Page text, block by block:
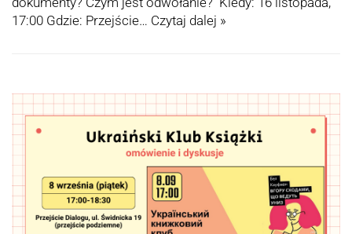
17:00 Gdzie: Przejście… Czytaj dalej »